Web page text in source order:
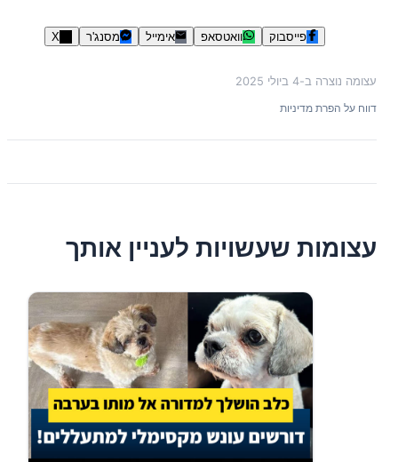
פייסבוק וואטסאפ אימייל מסנג'ר X
עצומה נוצרה ב-4 ביולי 2025
דווח על הפרת מדיניות
עצומות שעשויות לעניין אותך